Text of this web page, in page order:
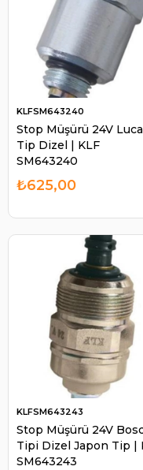
Stop Müşürü 24V
Tip Dizel | KLF
SM643240
KLFSM643240
₺625,00
Stop Müşürü 24V
Tipi Dizel Japon Tip |
SM643243
KLFSM643243